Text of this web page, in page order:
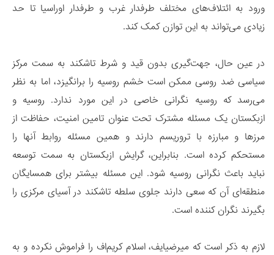
ورود به ائتلاف‌های مختلف طرفدار غرب و طرفدار اوراسیا تا حد
زیادی می‌تواند به این توازن کمک کند.
در عین حال، جهت‌گیری بدون قید و شرط تاشکند به سمت مرکز
سیاسی ضد روسی ممکن است خشم روسیه را برانگیزد، اما به نظر
می‌رسد که روسیه نگرانی خاصی در این مورد ندارد. روسیه و
ازبکستان یک مسئله مشترک تحت عنوان تامین امنیت، حفاظت از
مرزها و مبارزه با تروریسم دارند و همین مسئله روابط آنها را
مستحکم کرده است. بنابراین، گرایش ازبکستان به سمت توسعه
نباید باعث نگرانی روسیه شود. این مسئله بیشتر برای همسایگان
منطقه‌ای آن که سعی دارند جلوی سلطه تاشکند در آسیای مرکزی را
بگیرند نگران کننده است.
لازم به ذکر است که میرضیایف، اسلام کریم‌اف را فراموش نکرده و به